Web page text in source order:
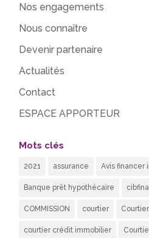
Nos engagements
Nous connaître
Devenir partenaire
Actualités
Contact
ESPACE APPORTEUR
Mots clés
2021 assurance Avis financer
Banque prêt hypothécaire
COMMISSION courtier
courtier crédit immobilier